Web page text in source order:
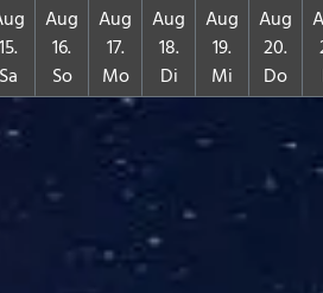
15.
Sa
Aug
16.
So
Aug
17.
Mo
Aug
18.
Di
Aug
19.
Mi
Aug
20.
Do